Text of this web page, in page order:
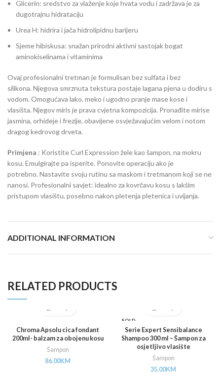
Glicerin: sredstvo za vlaženje koje hvata vodu i zadržava je za
dugotrajnu hidrataciju
Urea H: hidrira i jača hidrolipidnu barijeru
Sjeme hibiskusa: snažan prirodni aktivni sastojak bogat
aminokiselinama i vitaminima
Ovaj profesionalni tretman je formulisan bez sulfata i bez
silikona. Njegova smrznuta tekstura postaje lagana pjena u dodiru s
vodom. Omogućava lako, meko i ugodno pranje mase kose i
vlasišta. Njegov miris je prava cvjetna kompozicija. Pronađite mirise
jasmina, orhideje i frezije, obavijene osvježavajućim velom i notom
dragog kedrovog drveta.
Primjena : Koristite Curl Expression žele kao šampon, na mokru
kosu. Emulgirajte pa isperite. Ponovite operaciju ako je
potrebno. Nastavite svoju rutinu sa maskom i tretmanom koji se ne
nanosi. Profesionalni savjet: idealno za kovrčavu kosu s lakšim
pristupom vlasištu, posebno nakon pletenja pletenica i uvijanja.
ADDITIONAL INFORMATION
RELATED PRODUCTS
Chroma Apsolu cica fondant
200ml- balzam za obojenu kosu
Šampon
86.00KM
SOLD
OUT
Serie Expert Sensibalance
Shampoo 300 ml – Šampon za
osjetljivo vlasište
Šampon
35.00KM